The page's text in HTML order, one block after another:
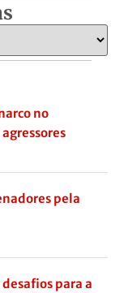
no
pela
para a